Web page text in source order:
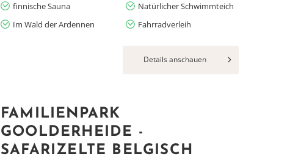
finnische Sauna
Natürlicher Schwimmteich
Im Wald der Ardennen
Fahrradverleih
Details anschauen
FAMILIENPARK
GOOLDERHEIDE -
SAFARIZELTE BELGISCH